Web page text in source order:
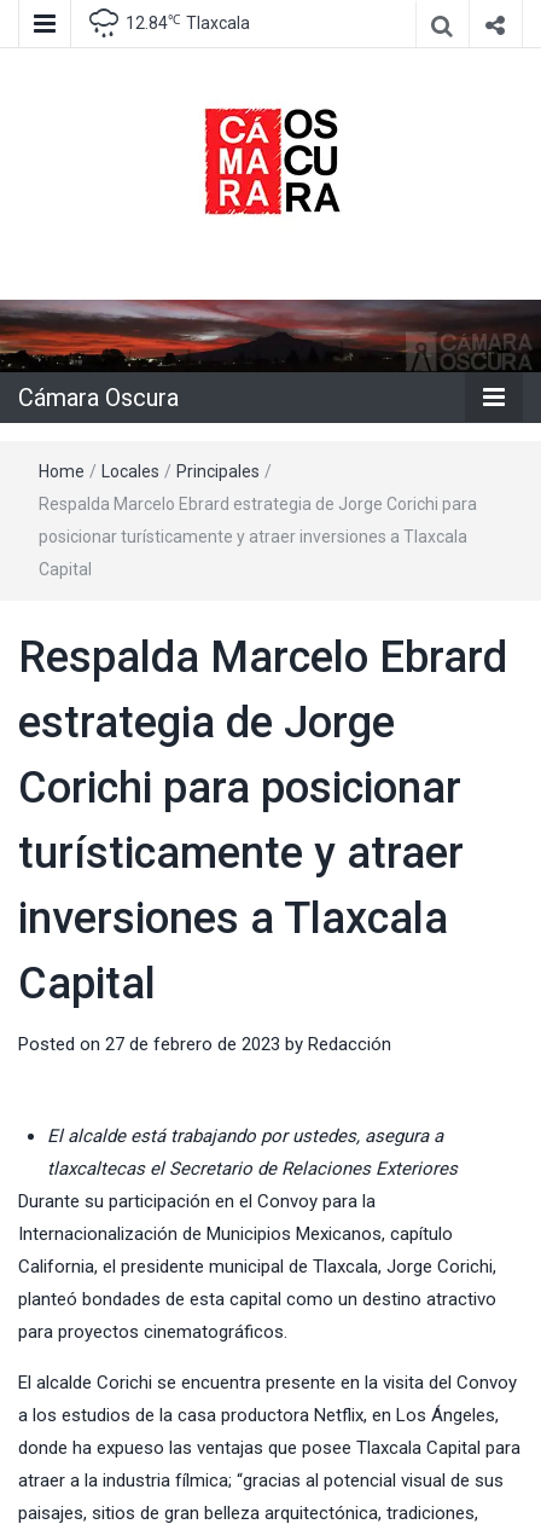
12.84℃ Tlaxcala
Cámara
Oscura
Cámara Oscura
Home / Locales / Principales /
Respalda Marcelo Ebrard estrategia de Jorge Corichi para
posicionar turísticamente y atraer inversiones a Tlaxcala
Capital
Respalda Marcelo Ebrard
estrategia de Jorge
Corichi para posicionar
turísticamente y atraer
inversiones a Tlaxcala
Capital
Posted on 27 de febrero de 2023 by Redacción
El alcalde está trabajando por ustedes, asegura a
tlaxcaltecas el Secretario de Relaciones Exteriores
Durante su participación en el Convoy para la
Internacionalización de Municipios Mexicanos, capítulo
California, el presidente municipal de Tlaxcala, Jorge Corichi,
planteó bondades de esta capital como un destino atractivo
para proyectos cinematográficos.
El alcalde Corichi se encuentra presente en la visita del Convoy
a los estudios de la casa productora Netflix, en Los Ángeles,
donde ha expueso las ventajas que posee Tlaxcala Capital para
atraer a la industria fílmica; “gracias al potencial visual de sus
paisajes, sitios de gran belleza arquitectónica, tradiciones,